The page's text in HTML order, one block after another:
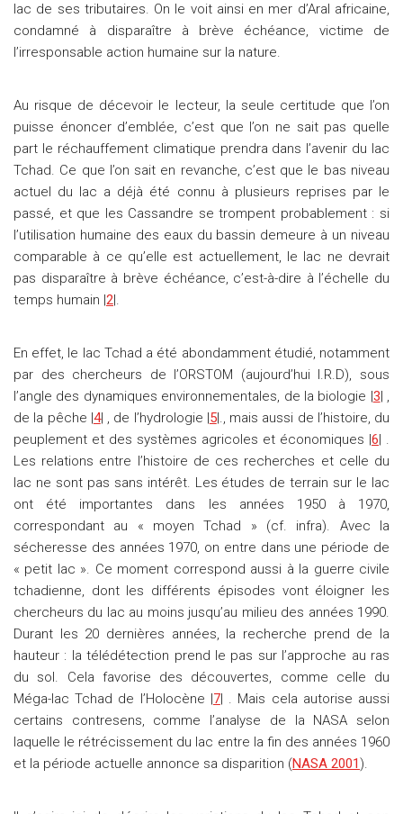
lac de ses tributaires. On le voit ainsi en mer d’Aral africaine,
condamné à disparaître à brève échéance, victime de
l’irresponsable action humaine sur la nature.
Au risque de décevoir le lecteur, la seule certitude que l’on
puisse énoncer d’emblée, c’est que l’on ne sait pas quelle
part le réchauffement climatique prendra dans l’avenir du lac
Tchad. Ce que l’on sait en revanche, c’est que le bas niveau
actuel du lac a déjà été connu à plusieurs reprises par le
passé, et que les Cassandre se trompent probablement : si
l’utilisation humaine des eaux du bassin demeure à un niveau
comparable à ce qu’elle est actuellement, le lac ne devrait
pas disparaître à brève échéance, c’est-à-dire à l’échelle du
temps humain |2|.
En effet, le lac Tchad a été abondamment étudié, notamment
par des chercheurs de l’ORSTOM (aujourd’hui I.R.D), sous
l’angle des dynamiques environnementales, de la biologie |3| ,
de la pêche |4| , de l’hydrologie |5|., mais aussi de l’histoire, du
peuplement et des systèmes agricoles et économiques |6| .
Les relations entre l’histoire de ces recherches et celle du
lac ne sont pas sans intérêt. Les études de terrain sur le lac
ont été importantes dans les années 1950 à 1970,
correspondant au « moyen Tchad » (cf. infra). Avec la
sécheresse des années 1970, on entre dans une période de
« petit lac ». Ce moment correspond aussi à la guerre civile
tchadienne, dont les différents épisodes vont éloigner les
chercheurs du lac au moins jusqu’au milieu des années 1990.
Durant les 20 dernières années, la recherche prend de la
hauteur : la télédétection prend le pas sur l’approche au ras
du sol. Cela favorise des découvertes, comme celle du
Méga-lac Tchad de l’Holocène |7| . Mais cela autorise aussi
certains contresens, comme l’analyse de la NASA selon
laquelle le rétrécissement du lac entre la fin des années 1960
et la période actuelle annonce sa disparition (NASA 2001).